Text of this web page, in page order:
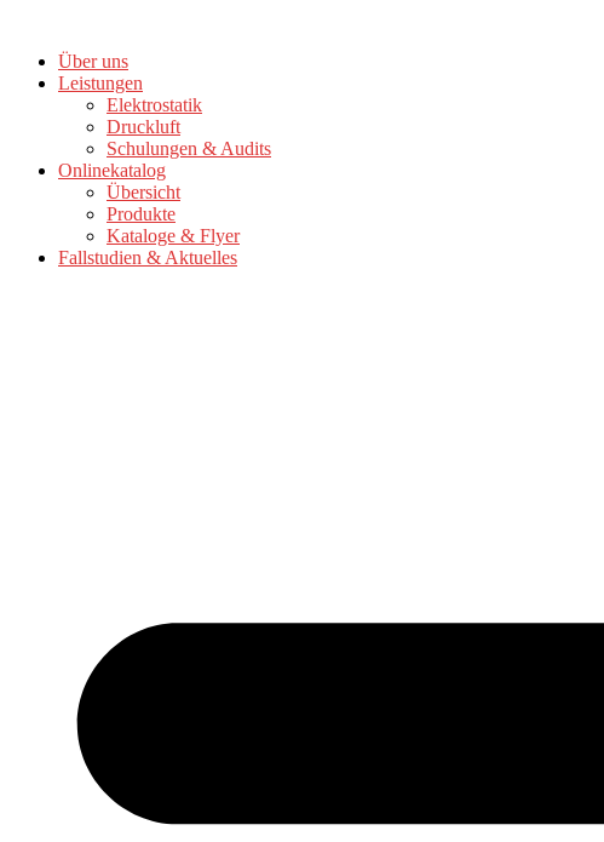
springenÜber uns
Leistungen
Elektrostatik
Druckluft
Schulungen & Audits
Onlinekatalog
Übersicht
Produkte
Kataloge & Flyer
Fallstudien & Aktuelles